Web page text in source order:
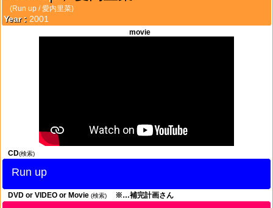
(Run up / 愛内里菜)
Year : 2001
movie
CD(検索)
Run up
DVD or VIDEO or Movie (検索) ※…補完計画さん